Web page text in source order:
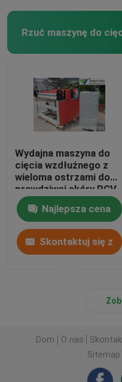
Rzuć maszynę do
Wydajna maszyna do
cięcia wzdłużnego z
wieloma ostrzami do
prawdziwej skóry PCV
Najlepsza cena
Skontaktuj się z
Dom O nas
Sitemap